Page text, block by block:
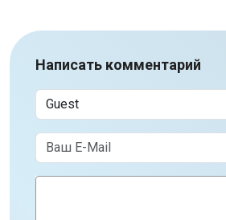
Написать комментарий